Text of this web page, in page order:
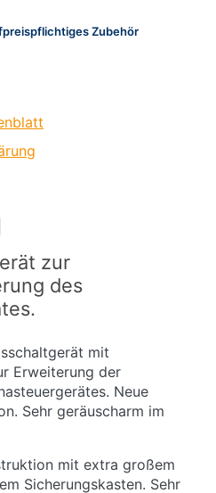
Zubehör
zur
des
mit
Erweiterung der
Neue
Sehr geräuscharm im
mit extra großem
Sicherungskasten. Sehr